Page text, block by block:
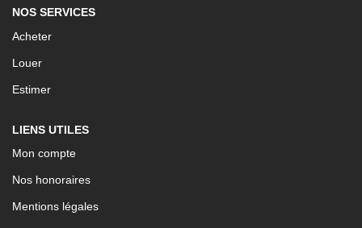
NOS SERVICES
Acheter
Louer
Estimer
LIENS UTILES
Mon compte
Nos honoraires
Mentions légales